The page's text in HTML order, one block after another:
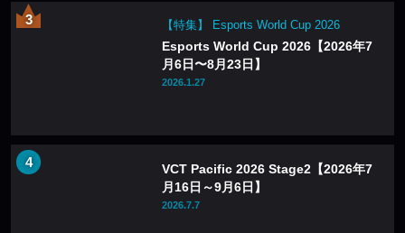
【特集】 Esports World Cup 2026
Esports World Cup 2026【2026年7
月6日〜8月23日】
2026.1.27
VCT Pacific 2026 Stage2【2026年7
月16日～9月6日】
2026.7.7